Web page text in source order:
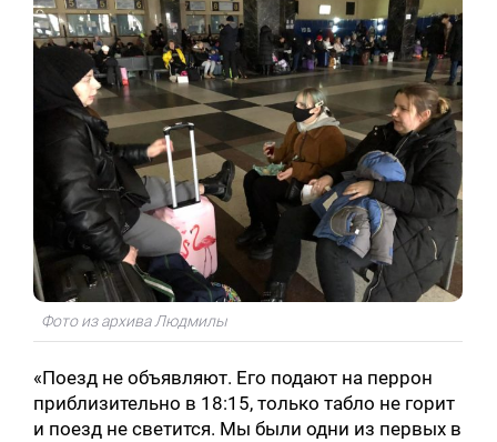
Фото из архива Людмилы
«Поезд не объявляют. Его подают на перрон
приблизительно в 18:15, только табло не горит
и поезд не светится. Мы были одни из первых в